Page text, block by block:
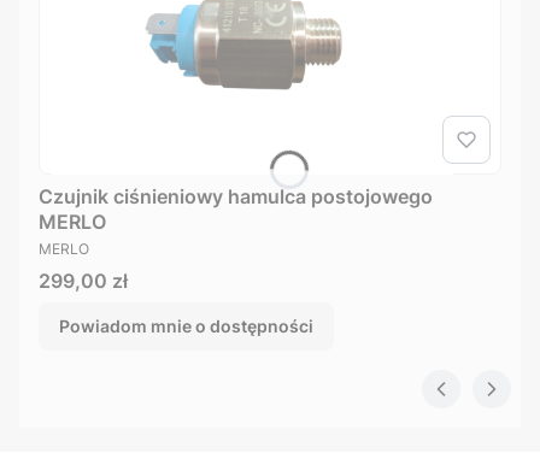
Czujnik ciśnieniowy hamulca postojowego
MERLO
PRODUCENT
MERLO
Cena
299,00 zł
Powiadom mnie o dostępności